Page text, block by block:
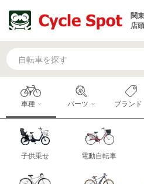
関
店
車種
子供乗せ 電動自転車
パーツ ブランド